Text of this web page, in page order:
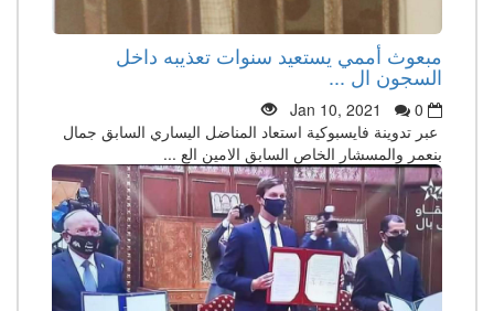
مبعوث أممي يستعيد سنوات تعذيبه داخل
السجون ال ...
Jan 10, 2021
0
عبر تدوينة فايسبوكية استعاد المناضل اليساري السابق جمال
بنعمر والمسشار الخاص السابق الامين الع ...